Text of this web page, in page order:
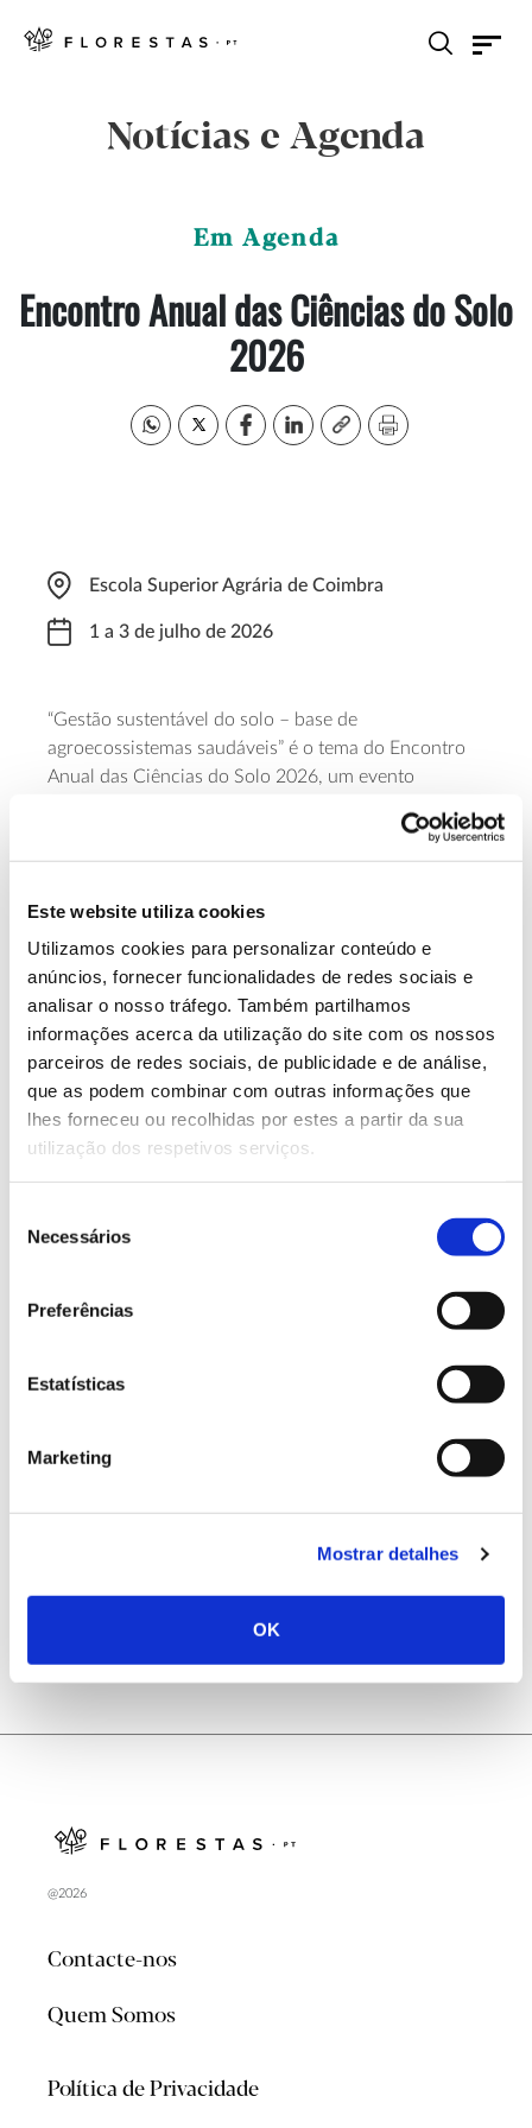
Este website utiliza cookies
Utilizamos cookies para personalizar conteúdo e
anúncios, fornecer funcionalidades de redes sociais e
analisar o nosso tráfego. Também partilhamos
informações acerca da utilização do site com os nossos
parceiros de redes sociais, de publicidade e de análise,
que as podem combinar com outras informações que
lhes forneceu ou recolhidas por estes a partir da sua
utilização dos respetivos serviços.
Necessários
Preferências
Estatísticas
Marketing
Mostrar detalhes
OK
Notícias e Agenda
Em Agenda
Encontro Anual das Ciências do Solo
2026
Escola Superior Agrária de Coimbra
1 a 3 de julho de 2026
“Gestão sustentável do solo – base de
agroecossistemas saudáveis” é o tema do Encontro
Anual das Ciências do Solo 2026, um evento
do Solo, em parceria com a Escola Superior Agrária
de Coimbra (ESAC), que se centra na relação entre a
modelos produtivos.
Saiba mais
13.07.2026
Genoma do priolo e de outras espécies em risco:
conhecer para conservar
Registar galhas de Trichi em acácia-das-espigas:
25.06.2026
Natureza e florestas procuram jovens voluntários
@2026
Contacte-nos
Quem Somos
Política de Privacidade